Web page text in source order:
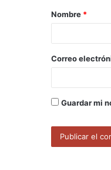
r
*
Nombre *
Correo
Guardar mi